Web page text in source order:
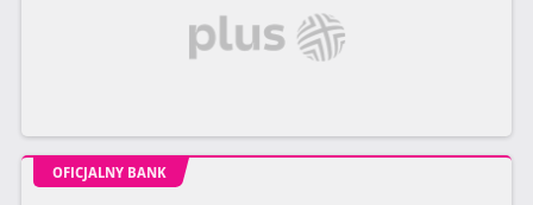
OFICJALNY BANK